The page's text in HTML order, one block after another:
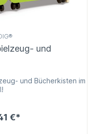
und
und Bücherkisten im
€*